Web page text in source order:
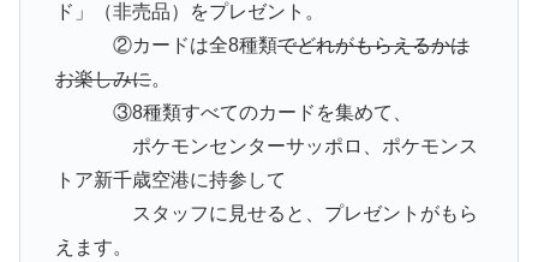
ド」（非売品）をプレゼント。
②カードは全8種類でどれがもらえるかは
お楽しみに。
③8種類すべてのカードを集めて、
ポケモンセンターサッポロ、ポケモンス
トア新千歳空港に持参して
スタッフに見せると、プレゼントがもら
えます。